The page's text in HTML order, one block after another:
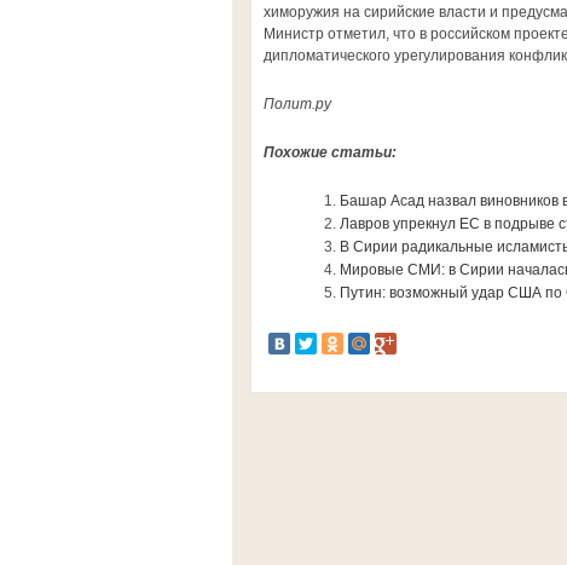
химоружия на сирийские власти и
Министр отметил, что в российском
дипломатического урегулирования
Полит.ру
Похожие статьи:
Башар Асад назвал виновников
Лавров упрекнул ЕС в подрыве
В Сирии радикальные
Мировые СМИ: в Сирии
Путин: возможный удар США по